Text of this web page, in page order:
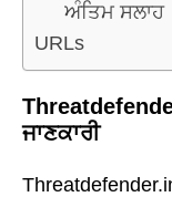
ਅੰਤਿਮ ਸਲਾਹ
URLs
ਜਾਣਕਾਰੀ